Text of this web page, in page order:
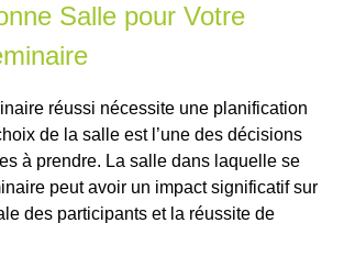
Salle pour Votre
réussi nécessite une planification
de la salle est l’une des décisions
à prendre. La salle dans laquelle se
peut avoir un impact significatif sur
des participants et la réussite de